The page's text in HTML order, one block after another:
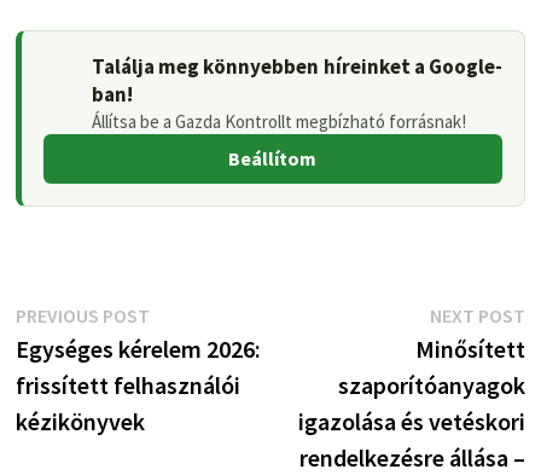
Találja meg könnyebben híreinket a Google-
ban!
Állítsa be a Gazda Kontrollt megbízható forrásnak!
Beállítom
Bejegyzés
navigáció
PREVIOUS POSTPrevious
post:
Egységes kérelem 2026:
frissített felhasználói
kézikönyvek
NEXT POST
Minősített
szaporítóanyagok
igazolása és vetéskori
rendelkezésre állása –